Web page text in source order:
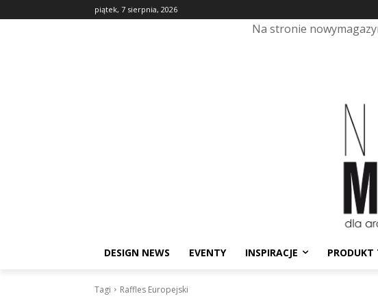
piątek, 7 sierpnia, 2026
Na stronie
DESIGN NEWS EVENTY INSPIRACJE PRODUKT
Tagi Raffles Europejski